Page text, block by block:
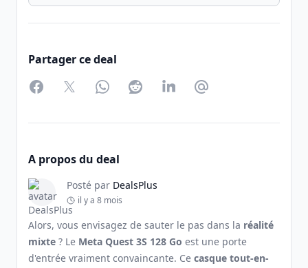
Partager ce deal
FacebookTwitterWhatsAppRedditLinkedInPartager par Email
A propos du deal
Posté par DealsPlus
il y a 8 mois
Alors, vous envisagez de sauter le pas dans la réalité
mixte ? Le Meta Quest 3S 128 Go est une porte
d'entrée vraiment convaincante. Ce casque tout-en-